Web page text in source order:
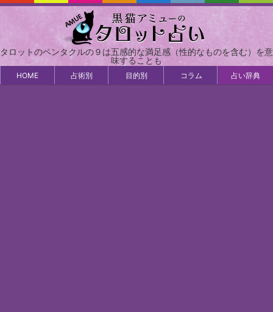
タロットのペンタクルの９は五感的な満足感（性的なものを含む）を意
味することも
HOME 占術別 目的別 コラム 占い辞典